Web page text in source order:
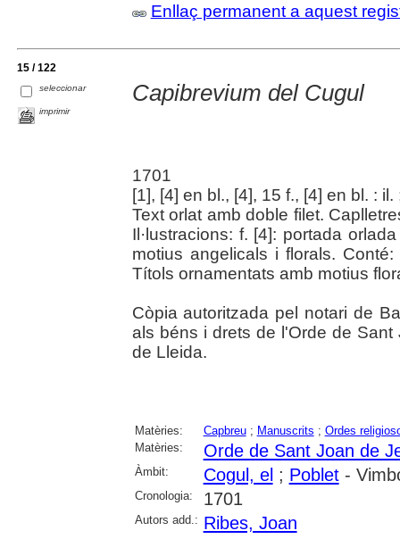
Enllaç permanent a aquest
15 / 122
seleccionar
imprimir
Capibrevium del Cugul
1701
[1], [4] en bl., [4], 15 f., [4] en bl. : il.
Text orlat amb doble filet.
Il·lustracions: f. [4]: portada
motius angelicals i florals.
Títols ornamentats amb motius
Còpia autoritzada pel notari de
als béns i drets de l'Orde de
de Lleida.
Matèries: Capbreu; Manuscrits ; Ordes
Matèries:
Orde de Sant Joan de
Àmbit: Cogul, el; Poblet-
Cronologia: 1701
Autors add.: Ribes, Joan